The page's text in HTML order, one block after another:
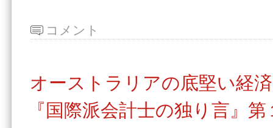
コメント
オーストラリアの底堅い経済
『国際派会計士の独り言』第